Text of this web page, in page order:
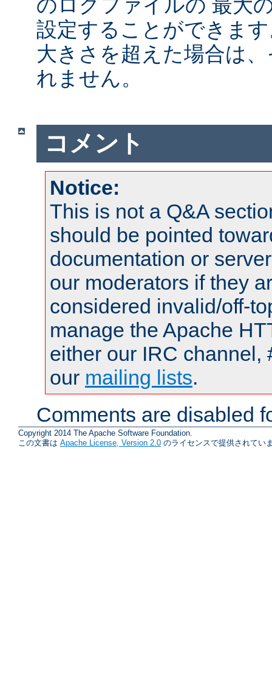
設定することができま
大きさを超えた場合は
れません。
コメント
Notice:
This is not a Q&A
should be pointed
documentation or
our moderators if they
considered invalid/off-
manage the Apache
either our IRC channel,
our mailing lists.
Comments are disabled
Copyright 2014 The Apache Software Foundation.
この文書は Apache License, Version 2.0 のライセンスで提供されてい